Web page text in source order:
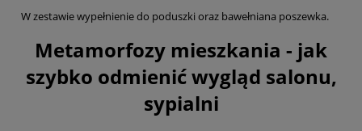
W zestawie wypełnienie do poduszki oraz bawełniana poszewka.
Metamorfozy mieszkania - jak
szybko odmienić wygląd salonu,
sypialni